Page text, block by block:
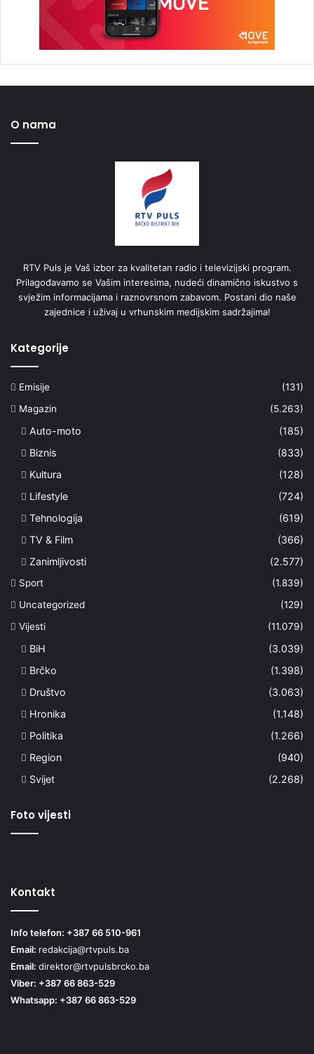
O nama
RTV Puls je Vaš izbor za kvalitetan radio i televizijski program.
Prilagođavamo se Vašim interesima, nudeći dinamično iskustvo s
svježim informacijama i raznovrsnom zabavom. Postani dio naše
zajednice i uživaj u vrhunskim medijskim sadržajima!
Kategorije
Emisije
(131)
Magazin
(5.263)
Auto-moto
(185)
Biznis
(833)
Kultura
(128)
Lifestyle
(724)
Tehnologija
(619)
TV & Film
(366)
Zanimljivosti
(2.577)
Sport
(1.839)
Uncategorized
(129)
Vijesti
(11.079)
BiH
(3.039)
Brčko
(1.398)
Društvo
(3.063)
Hronika
(1.148)
Politika
(1.266)
Region
(940)
Svijet
(2.268)
Foto vijesti
Kontakt
Info telefon: +387 66 510-961
Email: redakcija@rtvpuls.ba
Email: direktor@rtvpulsbrcko.ba
Viber: +387 66 863-529
Whatsapp: +387 66 863-529